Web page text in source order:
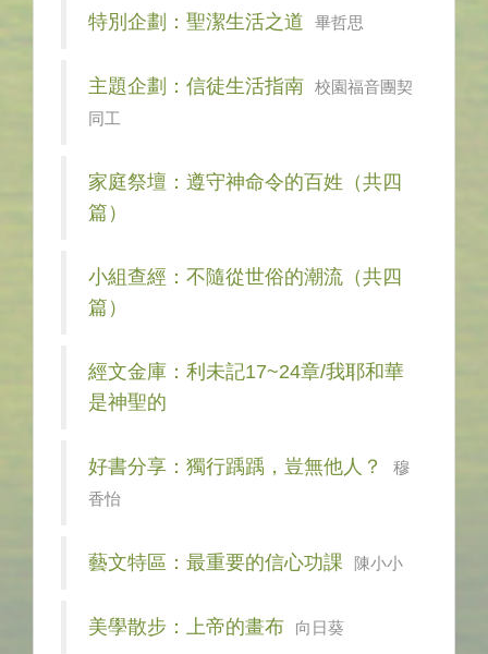
特別企劃：聖潔生活之道 畢哲思
主題企劃：信徒生活指南 校園福音團契
同工
家庭祭壇：遵守神命令的百姓（共四
篇）
小組查經：不隨從世俗的潮流（共四
篇）
經文金庫：利未記17~24章/我耶和華
是神聖的
好書分享：獨行踽踽，豈無他人？ 穆
香怡
藝文特區：最重要的信心功課 陳小小
美學散步：上帝的畫布 向日葵